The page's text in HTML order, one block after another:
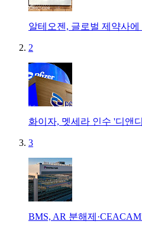
알테오젠, 글로벌 제약사에
2
화이자, 멧세라 인수 '디앤
3
BMS, AR 분해제